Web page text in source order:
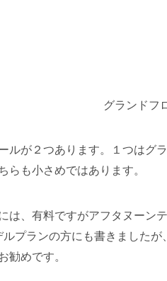
グランドフ
ルが２つあります。１つはグ
らも小さめではあります。
は、有料ですがアフタヌーン
ルプランの方にも書きました
勧めです。